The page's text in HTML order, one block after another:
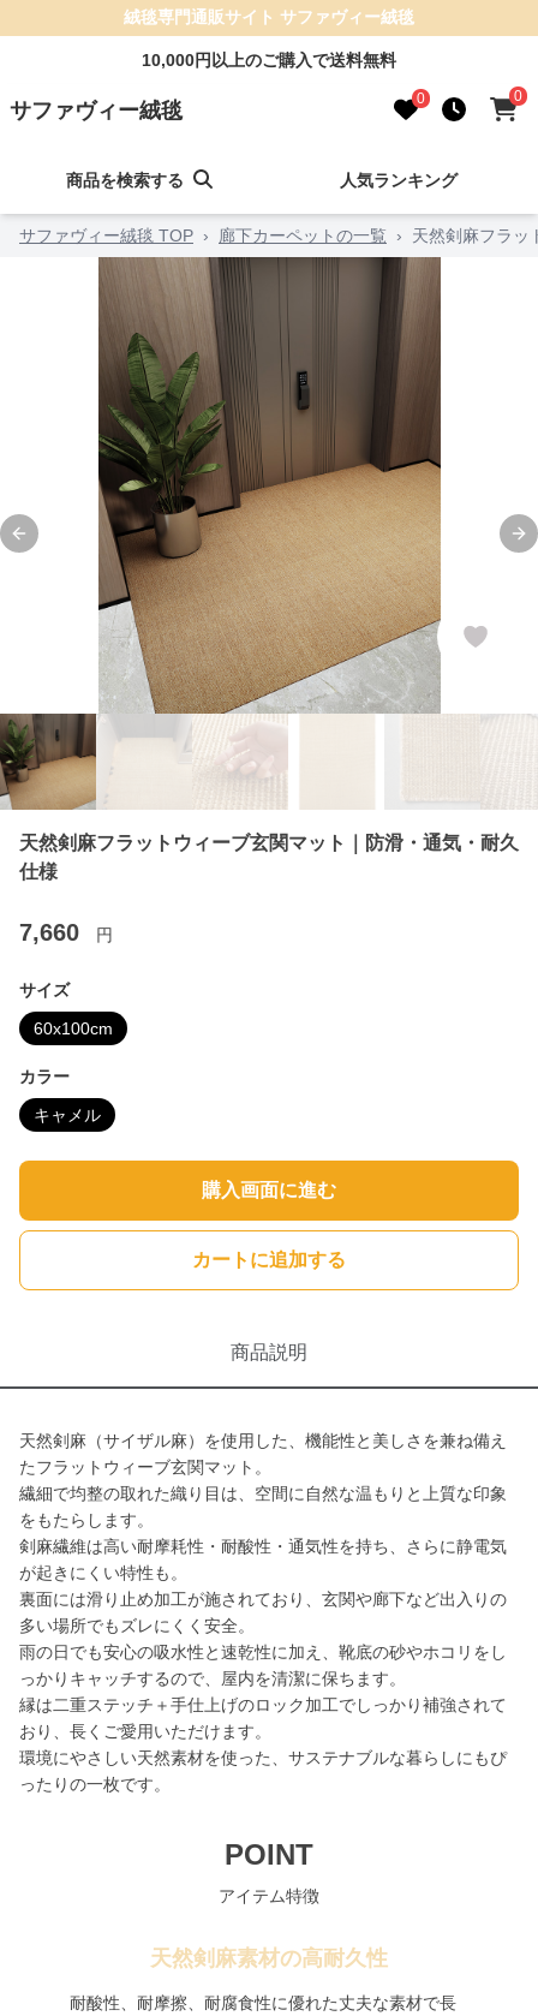
絨毯専門通販サイト サファヴィー絨毯
10,000円以上のご購入で送料無料
サファヴィー絨毯 0 0
商品を検索する 人気ランキング
サファヴィー絨毯 TOP › 廊下カーペットの一覧 › 天然剣麻フラッ
Previous slide
天然剣麻フラットウィーブ玄関マット｜防滑・通気・耐久
仕様
7,660 円
サイズ
60x100cm
カラー
キャメル
購入画面に進む
カートに追加する
商品説明
天然剣麻（サイザル麻）を使用した、機能性と美しさを兼ね備え
たフラットウィーブ玄関マット。
繊細で均整の取れた織り目は、空間に自然な温もりと上質な印象
をもたらします。
剣麻繊維は高い耐摩耗性・耐酸性・通気性を持ち、さらに静電気
が起きにくい特性も。
裏面には滑り止め加工が施されており、玄関や廊下など出入りの
多い場所でもズレにくく安全。
雨の日でも安心の吸水性と速乾性に加え、靴底の砂やホコリをし
っかりキャッチするので、屋内を清潔に保ちます。
縁は二重ステッチ＋手仕上げのロック加工でしっかり補強されて
おり、長くご愛用いただけます。
環境にやさしい天然素材を使った、サステナブルな暮らしにもぴ
ったりの一枚です。
POINT
アイテム特徴
天然剣麻素材の高耐久性
耐酸性、耐摩擦、耐腐食性に優れた丈夫な素材で長